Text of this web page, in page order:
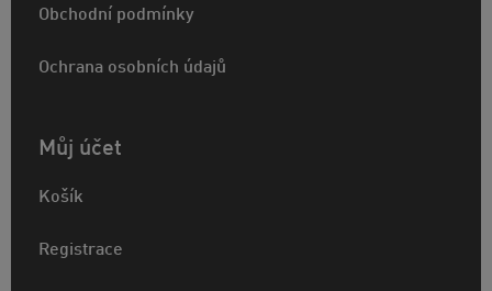
Obchodní podmínky
Ochrana osobních údajů
Můj účet
Košík
Registrace